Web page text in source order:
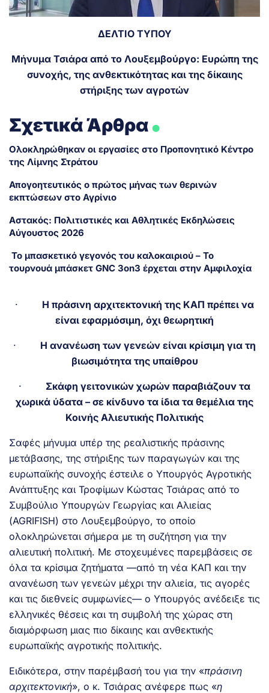
ΔΕΛΤΙΟ ΤΥΠΟΥ
Μήνυμα Τσιάρα από το Λουξεμβούργο: Ευρώπη της
συνοχής, της ανθεκτικότητας και της δίκαιης
στήριξης των αγροτών
Σχετικά Άρθρα.
Ολοκληρώθηκαν οι εργασίες στο Προπονητικό Κέντρο
της Λίμνης Στράτου
Απογοητευτικός ο πρώτος μήνας των θερινών
εκπτώσεων στο Αγρίνιο
Αστακός: Πολιτιστικές και Αθλητικές Εκδηλώσεις
Αύγουστος 2026
Το μπασκετικό γεγονός του καλοκαιριού – Το
τουρνουά μπάσκετ GNC 3on3 έρχεται στην Αμφιλοχία
· Η πράσινη αρχιτεκτονική της ΚΑΠ πρέπει να
είναι εφαρμόσιμη, όχι θεωρητική
· Η ανανέωση των γενεών είναι κρίσιμη για τη
βιωσιμότητα της υπαίθρου
· Σκάφη γειτονικών χωρών παραβιάζουν τα
χωρικά ύδατα – σε κίνδυνο τα ίδια τα θεμέλια της
Κοινής Αλιευτικής Πολιτικής
Σαφές μήνυμα υπέρ της ρεαλιστικής πράσινης
μετάβασης, της στήριξης των παραγωγών και της
ευρωπαϊκής συνοχής έστειλε ο Υπουργός Αγροτικής
Ανάπτυξης και Τροφίμων Κώστας Τσιάρας από το
Συμβούλιο Υπουργών Γεωργίας και Αλιείας
(AGRIFISH) στο Λουξεμβούργο, το οποίο
ολοκληρώνεται σήμερα με τη συζήτηση για την
αλιευτική πολιτική. Με στοχευμένες παρεμβάσεις σε
όλα τα κρίσιμα ζητήματα —από τη νέα ΚΑΠ και την
ανανέωση των γενεών μέχρι την αλιεία, τις αγορές
και τις διεθνείς συμφωνίες— ο Υπουργός ανέδειξε τις
ελληνικές θέσεις και τη συμβολή της χώρας στη
διαμόρφωση μιας πιο δίκαιης και ανθεκτικής
ευρωπαϊκής αγροτικής πολιτικής.
Ειδικότερα, στην παρέμβασή του για την «πράσινη
αρχιτεκτονική», ο κ. Τσιάρας ανέφερε πως «η